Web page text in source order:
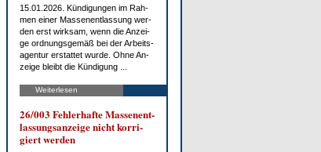
15.01.2026. Kün­di­gun­gen im Rah­
men ei­ner Mas­sen­ent­las­sung wer­
den erst wirk­sam, wenn die An­zei­
ge ord­nungs­ge­mäß bei der Ar­beits­
agen­tur er­stat­tet wur­de. Oh­ne An­
zei­ge bleibt die Kün­di­gung ...
Weiterlesen
26/003 Feh­ler­haf­te Mas­sen­ent­
las­sungs­an­zei­ge nicht kor­ri­
giert wer­den